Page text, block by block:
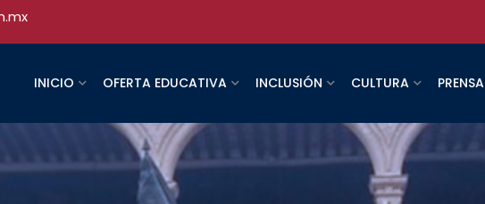
INICIO OFERTA EDUCATIVA INCLUSIÓN CULTURA PRENSA